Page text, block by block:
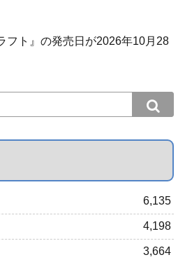
フト』の発売日が2026年10月28
6,135
4,198
3,664